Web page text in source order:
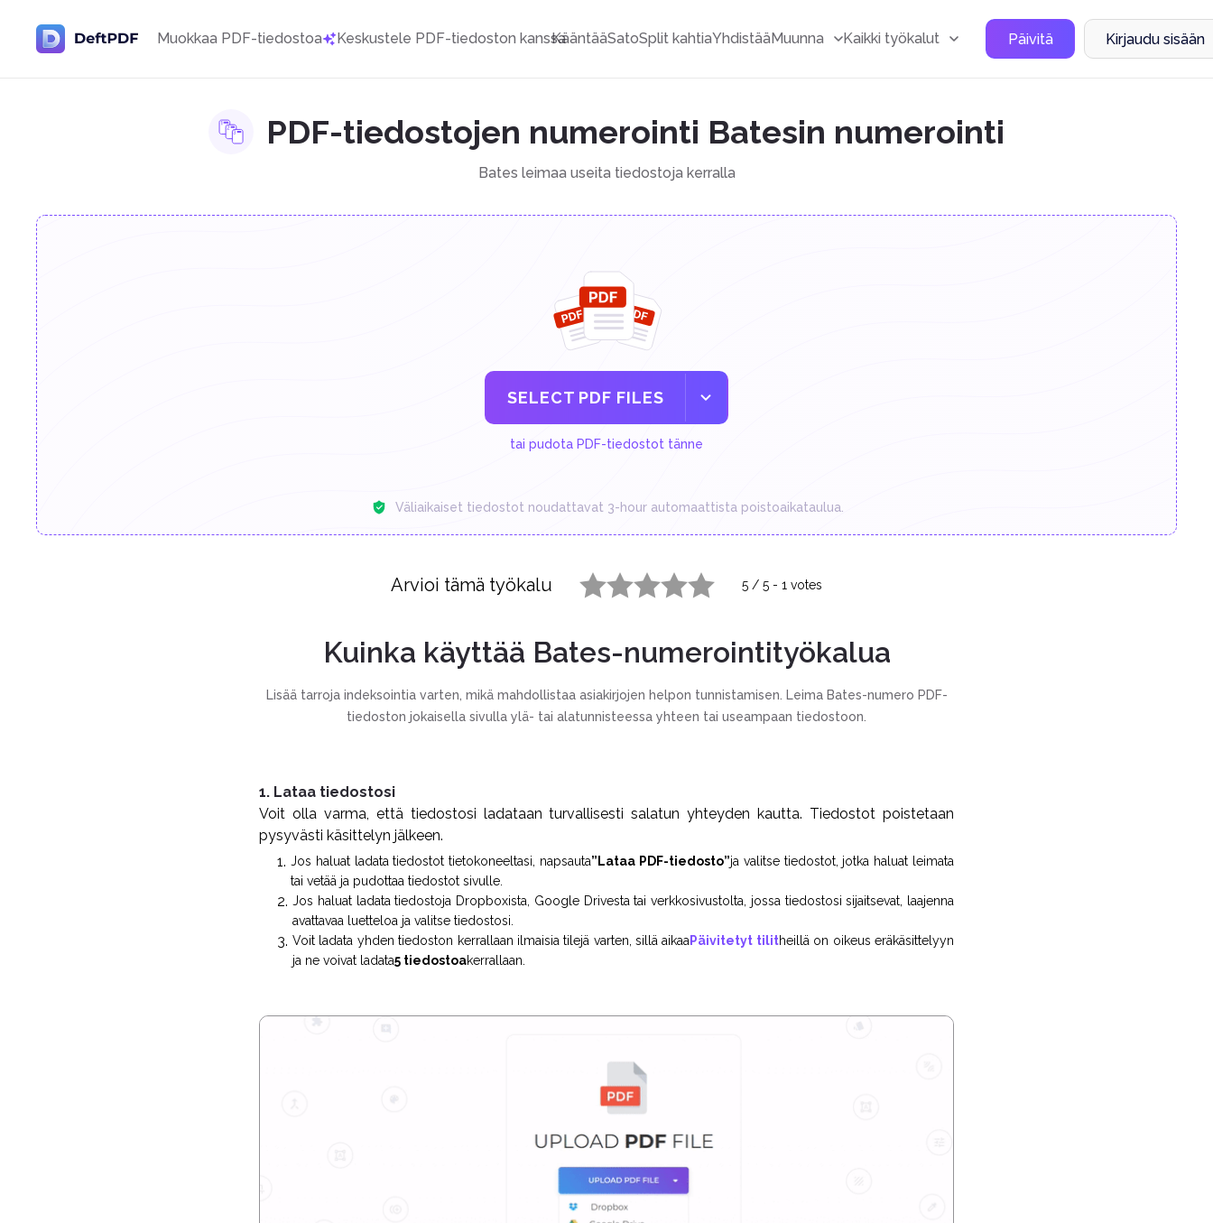
Muokkaa PDF-tiedostoa Keskustele PDF-tiedoston kanssaKääntääSatoSplit kahtiaYhdistääMuunna Kaikki työkalut Päivitä Kirjaudu sisään
PDF-tiedostojen numerointi Batesin numerointi
Bates leimaa useita tiedostoja kerralla
SELECT PDF FILES
tai pudota PDF-tiedostot tänne
Väliaikaiset tiedostot noudattavat 3-hour automaattista poistoaikataulua.
Arvioi tämä työkalu 5 / 5 - 1 votes
Kuinka käyttää Bates-numerointityökalua
Lisää tarroja indeksointia varten, mikä mahdollistaa asiakirjojen helpon tunnistamisen. Leima Bates-numero PDF-
tiedoston jokaisella sivulla ylä- tai alatunnisteessa yhteen tai useampaan tiedostoon.
1. Lataa tiedostosi
Voit olla varma, että tiedostosi ladataan turvallisesti salatun yhteyden kautta. Tiedostot poistetaan
pysyvästi käsittelyn jälkeen.
Jos haluat ladata tiedostot tietokoneeltasi, napsauta”Lataa PDF-tiedosto”ja valitse tiedostot, jotka haluat leimata
tai vetää ja pudottaa tiedostot sivulle.
Jos haluat ladata tiedostoja Dropboxista, Google Drivesta tai verkkosivustolta, jossa tiedostosi sijaitsevat, laajenna
avattavaa luetteloa ja valitse tiedostosi.
Voit ladata yhden tiedoston kerrallaan ilmaisia tilejä varten, sillä aikaa Päivitetyt tilitheillä on oikeus eräkäsittelyyn
ja ne voivat ladata5 tiedostoakerrallaan.